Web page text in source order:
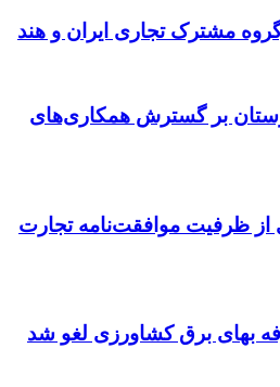
مشترک تجاری ایران و هند
بر گسترش همکاری‌های
از ظرفیت موافقت‌نامه تجارت
بهای برق کشاورزی لغو شد